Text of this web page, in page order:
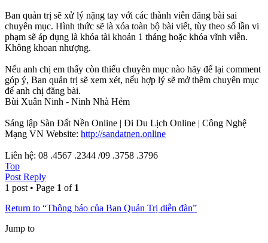
Ban quản trị sẽ xử lý nặng tay với các thành viên đăng bài sai
chuyên mục. Hình thức sẽ là xóa toàn bộ bài viết, tùy theo số lần vi
phạm sẽ áp dụng là khóa tài khoản 1 tháng hoặc khóa vĩnh viễn.
Không khoan nhượng.
Nếu anh chị em thấy còn thiếu chuyên mục nào hãy để lại comment
góp ý, Ban quản trị sẽ xem xét, nếu hợp lý sẽ mở thêm chuyên mục
để anh chị đăng bài.
Bùi Xuân Ninh - Ninh Nhà Hẻm
Sáng lập Sàn Đất Nền Online | Đi Du Lịch Online | Công Nghệ
Mạng VN Website: http://sandatnen.online
Liên hệ: 08 .4567 .2344 /09 .3758 .3796
Top
Post Reply
1 post • Page 1 of 1
Return to “Thông báo của Ban Quản Trị diễn đàn”
Jump to